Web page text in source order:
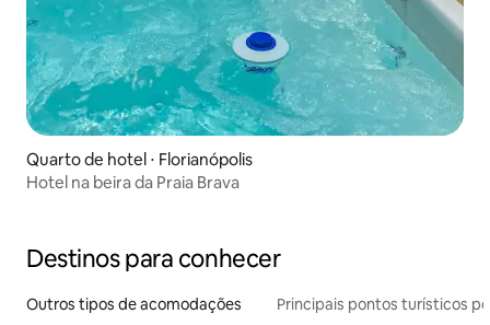
Quarto de hotel ⋅ Florianópolis
Hotel na beira da Praia Brava
Destinos para conhecer
Outros tipos de acomodações Principais pontos turísticos